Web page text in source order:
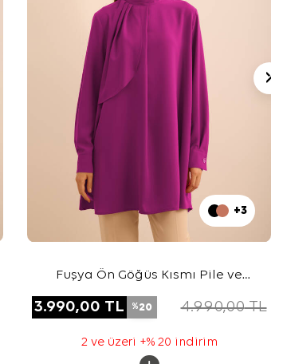
+3
Fuşya Ön Göğüs Kısmı Pile ve
3.990,00 TL %20 4.990,00TL
2 ve üzeri +% 20 indirim